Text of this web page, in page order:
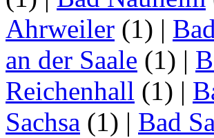
Ahrweiler (1) |
an der Saale (1) |
Reichenhall (1) |
Sachsa (1) | Bad